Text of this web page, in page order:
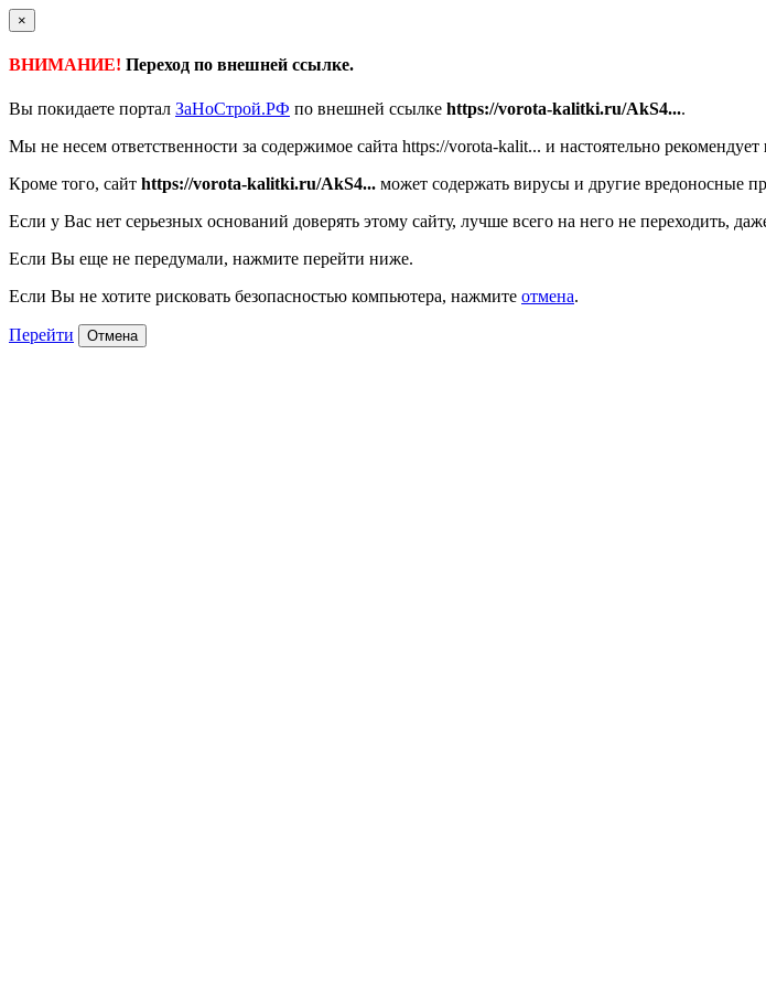
×
ВНИМАНИЕ! Переход по внешней ссылке.
Вы покидаете портал ЗаНоСтрой.РФ по внешней ссылке https://vorota-kalitki.ru/AkS4....
Мы не несем ответственности за содержимое сайта https://vorota-kalit... и настоятельно рекомендует
Кроме того, сайт https://vorota-kalitki.ru/AkS4... может содержать вирусы и другие вредоносные
Если у Вас нет серьезных оснований доверять этому сайту, лучше всего на него не переходить,
Если Вы еще не передумали, нажмите перейти ниже.
Если Вы не хотите рисковать безопасностью компьютера, нажмите отмена.
Перейти Отмена